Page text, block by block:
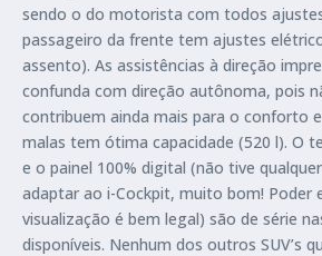
sendo o do motorista com todos
passageiro da frente tem ajustes
assento). As assistências à direção
confunda com direção autônoma, pois
contribuem ainda mais para o conforto
malas tem ótima capacidade (520 l). O
e o painel 100% digital (não tive
adaptar ao i-Cockpit, muito bom! Poder
visualização é bem legal) são de série
disponíveis. Nenhum dos outros SUV’s